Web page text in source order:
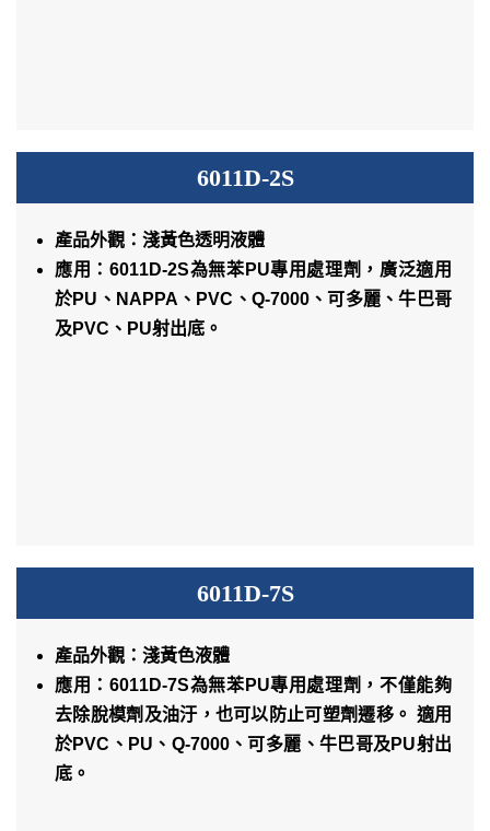
6011D-2S
產品外觀：淺黃色透明液體
應用：6011D-2S為無苯PU專用處理劑，廣泛適用
於PU、NAPPA、PVC、Q-7000、可多麗、牛巴哥
及PVC、PU射出底。
6011D-7S
產品外觀：淺黃色液體
應用：6011D-7S為無苯PU專用處理劑，不僅能夠
去除脫模劑及油汙，也可以防止可塑劑遷移。 適用
於PVC、PU、Q-7000、可多麗、牛巴哥及PU射出
底。